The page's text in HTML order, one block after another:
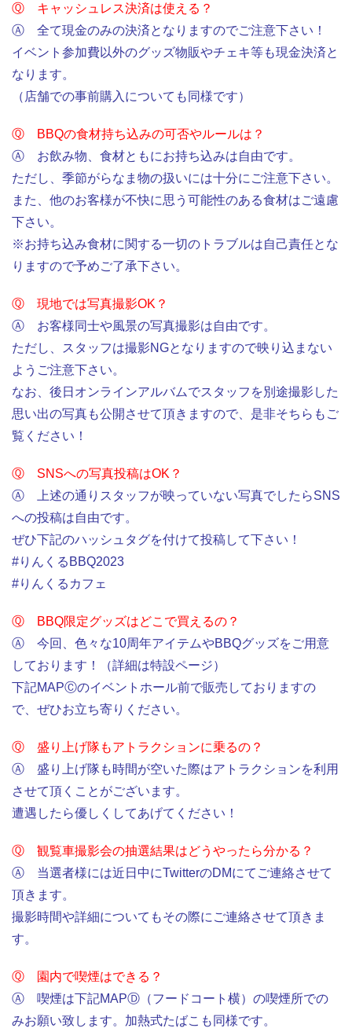
Ⓠ キャッシュレス決済は使える？
Ⓐ 全て現金のみの決済となりますのでご注意下さい！
イベント参加費以外のグッズ物販やチェキ等も現金決済と
なります。
（店舗での事前購入についても同様です）
Ⓠ BBQの食材持ち込みの可否やルールは？
Ⓐ お飲み物、食材ともにお持ち込みは自由です。
ただし、季節がらなま物の扱いには十分にご注意下さい。
また、他のお客様が不快に思う可能性のある食材はご遠慮
下さい。
※お持ち込み食材に関する一切のトラブルは自己責任とな
りますので予めご了承下さい。
Ⓠ 現地では写真撮影OK？
Ⓐ お客様同士や風景の写真撮影は自由です。
ただし、スタッフは撮影NGとなりますので映り込まない
ようご注意下さい。
なお、後日オンラインアルバムでスタッフを別途撮影した
思い出の写真も公開させて頂きますので、是非そちらもご
覧ください！
Ⓠ SNSへの写真投稿はOK？
Ⓐ 上述の通りスタッフが映っていない写真でしたらSNS
への投稿は自由です。
ぜひ下記のハッシュタグを付けて投稿して下さい！
#りんくるBBQ2023
#りんくるカフェ
Ⓠ BBQ限定グッズはどこで買えるの？
Ⓐ 今回、色々な10周年アイテムやBBQグッズをご用意
しております！（詳細は特設ページ）
下記MAPⒸのイベントホール前で販売しておりますの
で、ぜひお立ち寄りください。
Ⓠ 盛り上げ隊もアトラクションに乗るの？
Ⓐ 盛り上げ隊も時間が空いた際はアトラクションを利用
させて頂くことがございます。
遭遇したら優しくしてあげてください！
Ⓠ 観覧車撮影会の抽選結果はどうやったら分かる？
Ⓐ 当選者様には近日中にTwitterのDMにてご連絡させて
頂きます。
撮影時間や詳細についてもその際にご連絡させて頂きま
す。
Ⓠ 園内で喫煙はできる？
Ⓐ 喫煙は下記MAPⒹ（フードコート横）の喫煙所での
みお願い致します。加熱式たばこも同様です。